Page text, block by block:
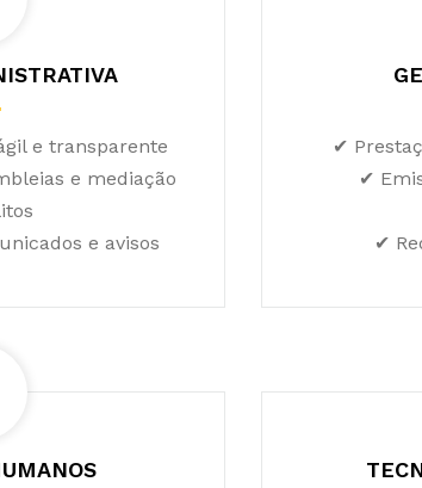
e transparente
e mediação
e avisos
✔
✔
✔